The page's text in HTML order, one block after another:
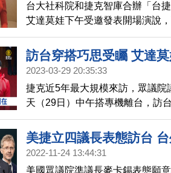
台大社科院和捷克智庫合辦「台
艾達莫娃下午受邀發表開場演說
抗極權國家，並正告中共，如果
去在歐洲的政治與經濟。
訪台穿搭巧思受矚 艾達
2023-03-29 20:35:33
捷克近5年最大規模來訪，眾議
天（29日）中午搭專機離台，訪
會，媒體除了關注她訪台期間的
是否可能締結官方關係。對於台
可能是未來發展方向，並指出，
美捷立四議長表態訪台
2022-11-24 13:44:31
美國眾議院準議長麥卡錫表態願